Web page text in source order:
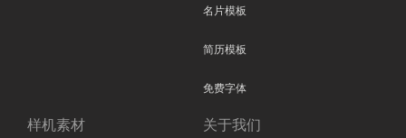
名片模板
简历模板
免费字体
样机素材 关于我们